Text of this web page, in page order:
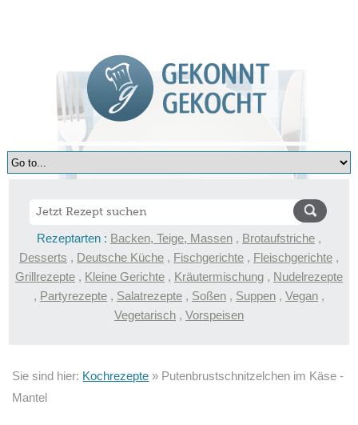
Rezeptarten : Backen, Teige, Massen , Brotaufstriche ,
Desserts , Deutsche Küche , Fischgerichte , Fleischgerichte ,
Grillrezepte , Kleine Gerichte , Kräutermischung , Nudelrezepte
, Partyrezepte , Salatrezepte , Soßen , Suppen , Vegan ,
Vegetarisch , Vorspeisen
Sie sind hier: Kochrezepte » Putenbrustschnitzelchen im Käse -
Mantel